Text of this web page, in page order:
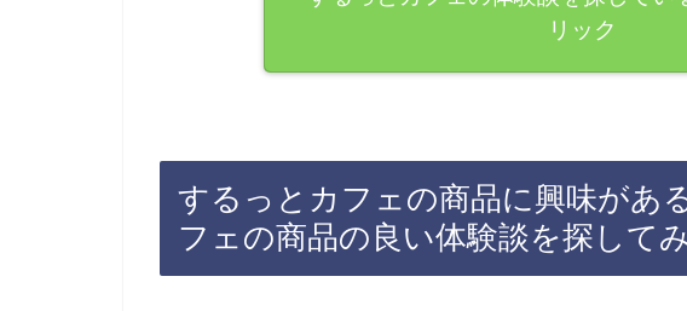
リック
するっとカフェの商品に興味があ
フェの商品の良い体験談を探して